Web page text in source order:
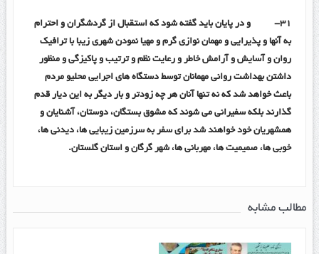
۳۱-
و در پایان باید گفته شود که استقبال از گردشگران و احترام
به آنها و پذیرایی و مهمان نوازی گرم و مهیا نمودن شهری زیبا با ترافیک
روان و آسایش و آرامش خاطر و رعایت نظم و ترتیب و پاکیزگی و منظور
داشتن بهداشت روانی مهمانان توسط دستگاه های اجرایی محلیو مردم
باعث خواهد شد که نه تنها آنان هر چه زودتر و بار دیگر به این دیار قدم
گذارند بلکه سفیرانی می شوند که مشوق بستگان، دوستان، آشنایان و
همشهریان خود خواهند شد برای سفر به سرزمین زیبایی ها، دیدنی ها،
خوبی ها، صمیمیت ها، مهربانی ها، شهر گرگان و استان گلستان.
مطالب مشابه